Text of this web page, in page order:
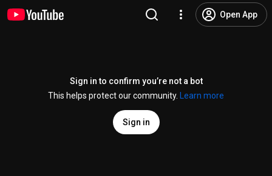
Open App
Sign in to confirm you’re not a bot
This helps protect our community.
Learn more
Sign in